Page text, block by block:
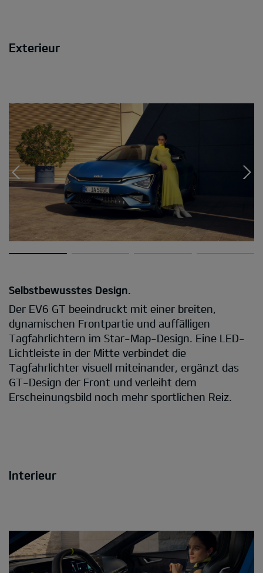
Exterieur
Selbstbewusstes Design.
Der EV6 GT beeindruckt mit einer breiten,
dynamischen Frontpartie und auffälligen
Tagfahrlichtern im Star-Map-Design. Eine LED-
Lichtleiste in der Mitte verbindet die
Tagfahrlichter visuell miteinander, ergänzt das
GT-Design der Front und verleiht dem
Erscheinungsbild noch mehr sportlichen Reiz.
Interieur